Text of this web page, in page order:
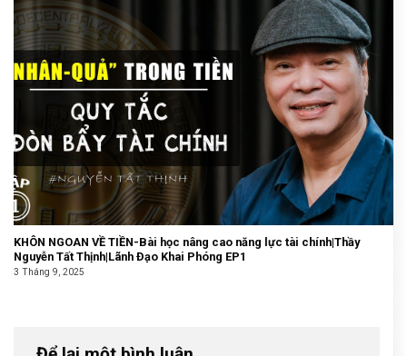
KHÔN NGOAN VỀ TIỀN-Bài học nâng cao năng lực tài chính|Thầy
Nguyễn Tất Thịnh|Lãnh Đạo Khai Phóng EP1
3 Tháng 9, 2025